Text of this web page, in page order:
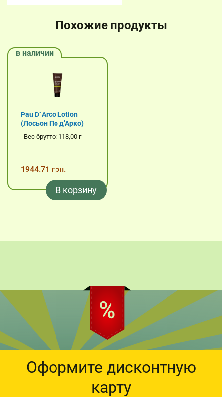
Похожие продукты
в наличии
Pau D`Arco Lotion
(Лосьон По д’Арко)
Вес брутто: 118,00 г
1944.71 грн.
В корзину
Оформите дисконтную
карту